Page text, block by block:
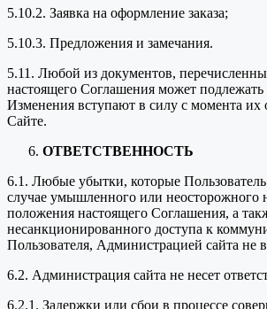
5.10.2. Заявка на оформление заказа;
5.10.3. Предложения и замечания.
5.11. Любой из документов,
настоящего Соглашения может
Изменения вступают в силу с момента их
Сайте.
ОТВЕТСТВЕННОСТЬ
6.1. Любые убытки, которые
случае умышленного или неосторожного
положения настоящего Соглашения, а
несанкционированного доступа к
Пользователя, Администрацией сайта не
6.2. Администрация сайта не несет
6.2.1. Задержки или сбои в процессе